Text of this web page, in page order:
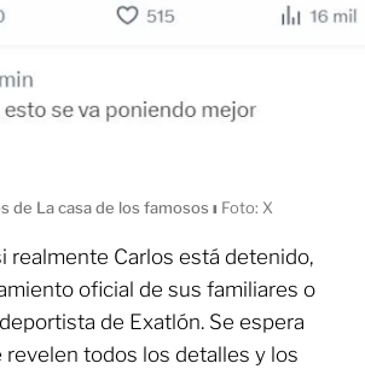
de La casa de los famosos ı Foto: X
realmente Carlos está detenido,
oficial de sus familiares o
de Exatlón. Se espera
revelen todos los detalles y los